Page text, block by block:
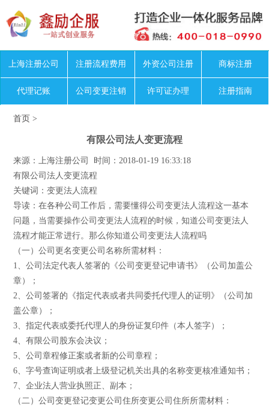
上海注册公司 注册流程费用 外资公司注册 商标注册
代理记账 公司变更注销 许可证办理 注册指南
首页 >
有限公司法人变更流程
来源：上海注册公司 时间：2018-01-19 16:33:18
有限公司法人变更流程
关键词：变更法人流程
导读：在各种公司工作后，需要懂得公司变更法人流程这一基本
问题，当需要操作公司变更法人流程的时候，知道公司变更法人
流程才能正常进行。那么你知道公司变更法人流程吗
（一）公司更名变更公司名称所需材料：
1、公司法定代表人签署的《公司变更登记申请书》（公司加盖公
章）；
2、公司签署的《指定代表或者共同委托代理人的证明》（公司加
盖公章）；
3、指定代表或委托代理人的身份证复印件（本人签字）；
4、有限公司股东会决议；
5、公司章程修正案或者新的公司章程；
6、字号查询证明或者上级登记机关出具的名称变更核准通知书；
7、企业法人营业执照正、副本；
（二）公司变更登记变更公司住所变更公司住所所需材料：